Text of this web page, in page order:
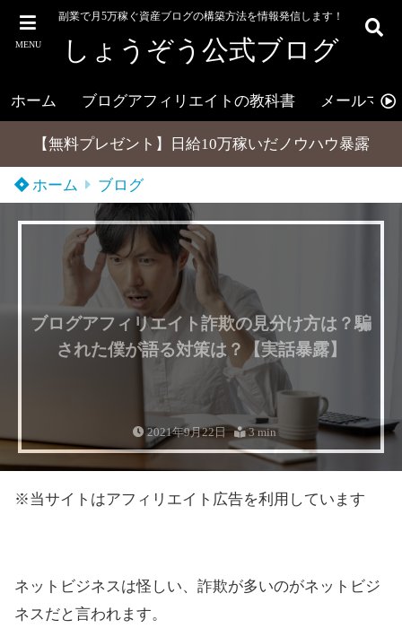
MENU
副業で月5万稼ぐ資産ブログの構築方法を情報発信します！
しょうぞう公式ブログ
ホーム ブログアフィリエイトの教科書 メールマガ
【無料プレゼント】日給10万稼いだノウハウ暴露
ホーム ブログ
ブログアフィリエイト詐欺の見分け方は？騙
された僕が語る対策は？【実話暴露】
2021年9月22日 3 min
※当サイトはアフィリエイト広告を利用しています
ネットビジネスは怪しい、詐欺が多いのがネットビジ
ネスだと言われます。